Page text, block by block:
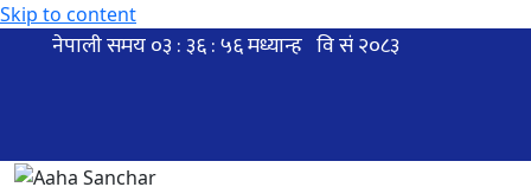
Skip to content